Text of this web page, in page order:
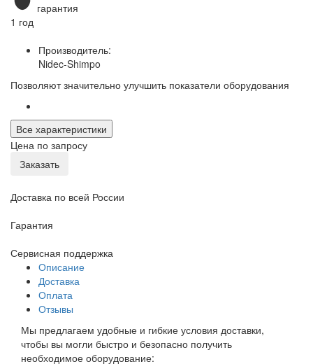
гарантия
1 год
Производитель:
Nidec-Shimpo
Позволяют значительно улучшить показатели оборудования
Все характеристики
Цена по запросу
Заказать
Доставка по всей России
Гарантия
Сервисная поддержка
Описание
Доставка
Оплата
Отзывы
Мы предлагаем удобные и гибкие условия доставки,
чтобы вы могли быстро и безопасно получить
необходимое оборудование: